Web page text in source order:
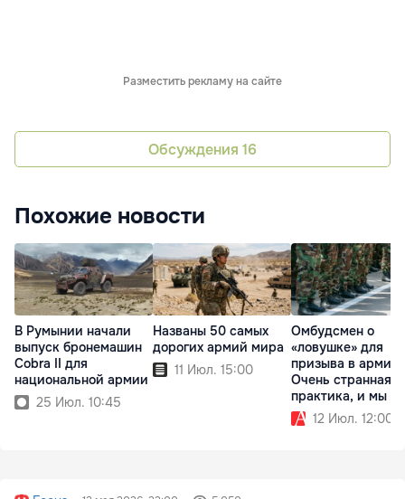
Разместить рекламу на сайте
Обсуждения 16
Похожие новости
В Румынии начали
выпуск бронемашин
Cobra II для
национальной армии
25 Июл. 10:45
Названы 50 самых
дорогих армий мира
11 Июл. 15:00
Омбудсмен о
«ловушке» для
призыва в армию:
Очень странная
практика, и мы ее
проверяем
12 Июл. 12:00